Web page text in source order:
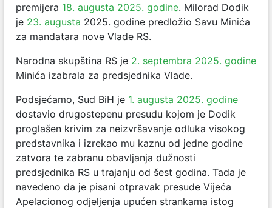
premijera 18. augusta 2025. godine. Milorad Dodik
je 23. augusta 2025. godine predložio Savu Minića
za mandatara nove Vlade RS.
Narodna skupština RS je 2. septembra 2025. godine
Minića izabrala za predsjednika Vlade.
Podsjećamo, Sud BiH je 1. augusta 2025. godine
dostavio drugostepenu presudu kojom je Dodik
proglašen krivim za neizvršavanje odluka visokog
predstavnika i izrekao mu kaznu od jedne godine
zatvora te zabranu obavljanja dužnosti
predsjednika RS u trajanju od šest godina. Tada je
navedeno da je pisani otpravak presude Vijeća
Apelacionog odjeljenja upućen strankama istog